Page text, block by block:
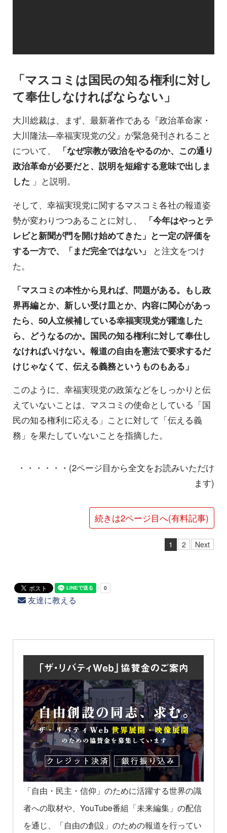
「マスコミは国民の知る権利に対し
て奉仕しなければならない」
大川総裁は、まず、最新著作である『政治革命家・
大川隆法―幸福実現党の父』が緊急発刊されること
について、
「なぜ宗教が政治をやるのか、この通り
政治革命が必要だと、説明を短縮する意味で出しま
した 」と説明。
そして、幸福実現党に関するマスコミ各社の報道姿
勢が変わりつつあることに対し、
「今年はやっとテ
レビと新聞が門を開け始めてきた」と一定の評価を
する一方で、「まだ完全ではない」
と注文をつけ
た。
「マスコミの本性から見れば、問題がある。もし政
界再編とか、新しい受け皿とか、内容に関心があっ
たら、50人立候補している幸福実現党が躍進した
ら、どうなるのか。国民の知る権利に対して奉仕し
なければいけない。報道の自由を憲法で要求するだ
けじゃなくて、伝える義務というものもある」
このように、幸福実現党の政策などをしっかりと伝
えていないことは、マスコミの使命としている「国
民の知る権利に応える」ことに対して「伝える義
務」を果たしていないことを指摘した。
・・・・・・(2ページ目から全文をお読みいただけ
ます)
続きは2ページ目へ(有料記事)
1 2 Next
友達に教える
「自由・民主・信仰」のために活躍する世界の識
者への取材や、YouTube番組「未来編集」の配信
を通じ、「自由の創設」のための報道を行ってい